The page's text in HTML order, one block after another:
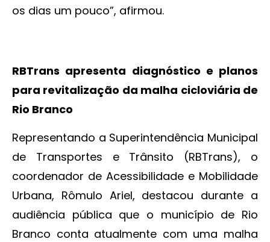
os dias um pouco”, afirmou.
RBTrans apresenta diagnóstico e planos
para revitalização da malha cicloviária de
Rio Branco
Representando a Superintendência Municipal
de Transportes e Trânsito (RBTrans), o
coordenador de Acessibilidade e Mobilidade
Urbana, Rômulo Ariel, destacou durante a
audiência pública que o município de Rio
Branco conta atualmente com uma malha